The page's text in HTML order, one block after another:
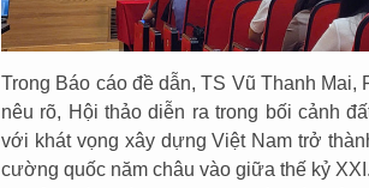
Trong Báo cáo đề dẫn, TS Vũ Thanh
nêu rõ, Hội thảo diễn ra trong bối cảnh
với khát vọng xây dựng Việt Nam trở
cường quốc năm châu vào giữa thế kỷ